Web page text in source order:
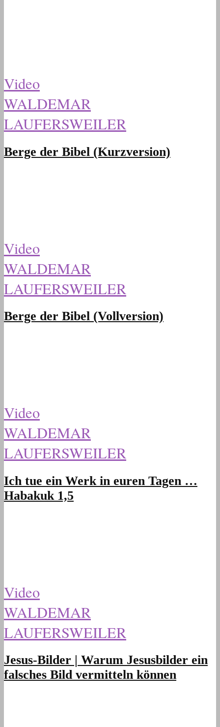
Video
WALDEMAR
LAUFERSWEILER
Berge der Bibel (Kurzversion)
Video
WALDEMAR
LAUFERSWEILER
Berge der Bibel (Vollversion)
Video
WALDEMAR
LAUFERSWEILER
Ich tue ein Werk in euren Tagen …
Habakuk 1,5
Video
WALDEMAR
LAUFERSWEILER
Jesus-Bilder | Warum Jesusbilder ein
falsches Bild vermitteln können